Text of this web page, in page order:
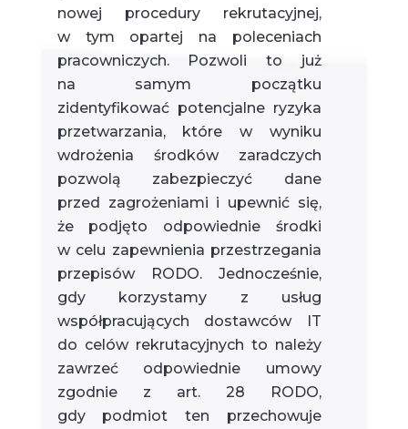
nowej procedury rekrutacyjnej,
w tym opartej na poleceniach
pracowniczych. Pozwoli to już
na samym początku
zidentyfikować potencjalne ryzyka
przetwarzania, które w wyniku
wdrożenia środków zaradczych
pozwolą zabezpieczyć dane
przed zagrożeniami i upewnić się,
że podjęto odpowiednie środki
w celu zapewnienia przestrzegania
przepisów RODO. Jednocześnie,
gdy korzystamy z usług
współpracujących dostawców IT
do celów rekrutacyjnych to należy
zawrzeć odpowiednie umowy
zgodnie z art. 28 RODO,
gdy podmiot ten przechowuje